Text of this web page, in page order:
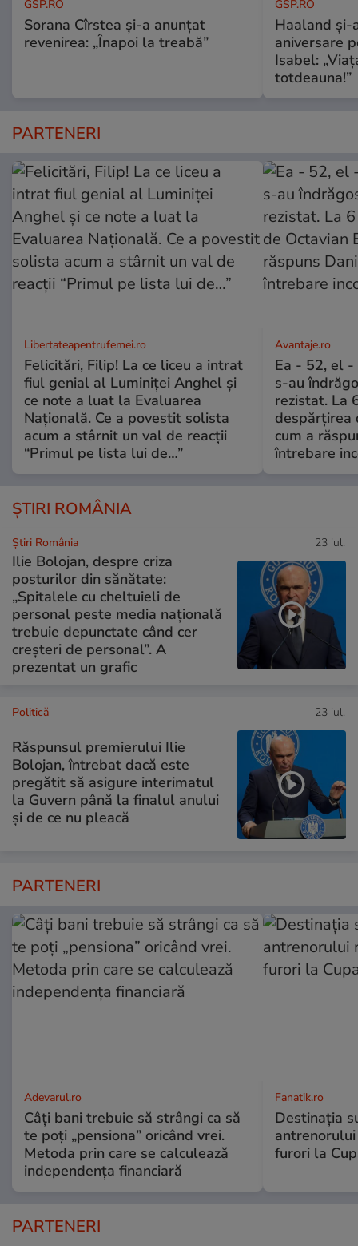
GSP.RO
Sorana Cîrstea și-a anunțat
revenirea: „Înapoi la treabă”
GSP.RO
Haaland
aniversare
Isabel:
totdeauna!”
PARTENERI
Libertateapentrufemei.ro
Felicitări, Filip! La ce liceu a intrat
fiul genial al Luminiței Anghel și
ce note a luat la Evaluarea
Națională. Ce a povestit solista
acum a stârnit un val de reacții
“Primul pe lista lui de…”
Avantaje.ro
Ea - 52, el -
s-au
rezistat. La
despărțirea
cum a
întrebare
ȘTIRI ROMÂNIA
Știri România 23 iul.
Ilie Bolojan, despre criza
posturilor din sănătate:
„Spitalele cu cheltuieli de
personal peste media națională
trebuie depunctate când cer
creșteri de personal”. A
prezentat un grafic
Politică 23 iul.
Răspunsul premierului Ilie
Bolojan, întrebat dacă este
pregătit să asigure interimatul
la Guvern până la finalul anului
și de ce nu pleacă
PARTENERI
Adevarul.ro
Câți bani trebuie să strângi ca să
te poți „pensiona” oricând vrei.
Metoda prin care se calculează
independența financiară
Fanatik.ro
Destinația
furori la
PARTENERI